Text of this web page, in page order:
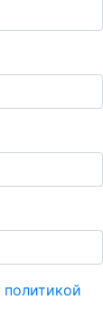
политикой